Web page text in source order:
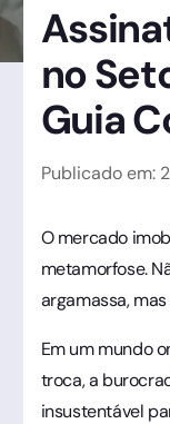
no
Guia
Publicado em:
O mercado
metamorfose.
argamassa,
Em um mundo
troca, a
insustentável